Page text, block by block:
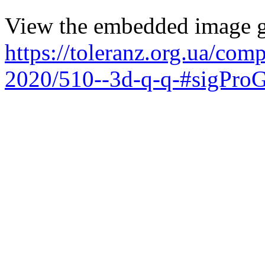
View the embedded image
https://toleranz.org.ua/
2020/510--3d-q-q-